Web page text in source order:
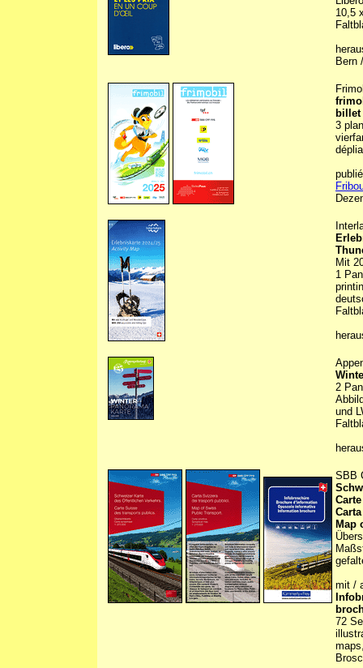
10,5
Bern
3
Mit
1
2
und
SBB
Map
mit /
72